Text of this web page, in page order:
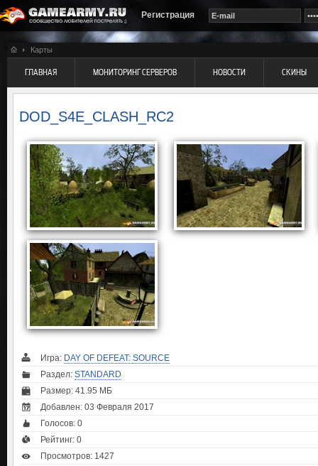
Регистрация
Карты
ГЛАВНАЯ МОНИТОРИНГ СЕРВЕРОВ НОВОСТИ СКИНЫ
DOD_S4E_CLASH_RC2
Игра: DAY OF DEFEAT: SOURCE
Раздел: STANDARD
Размер: 41.95 МБ
Добавлен: 03 Февраля 2017
Голосов: 0
Рейтинг: 0
Просмотров: 1427